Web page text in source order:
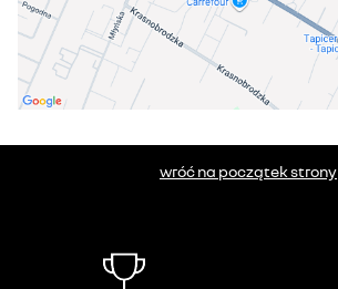
wróć na początek strony